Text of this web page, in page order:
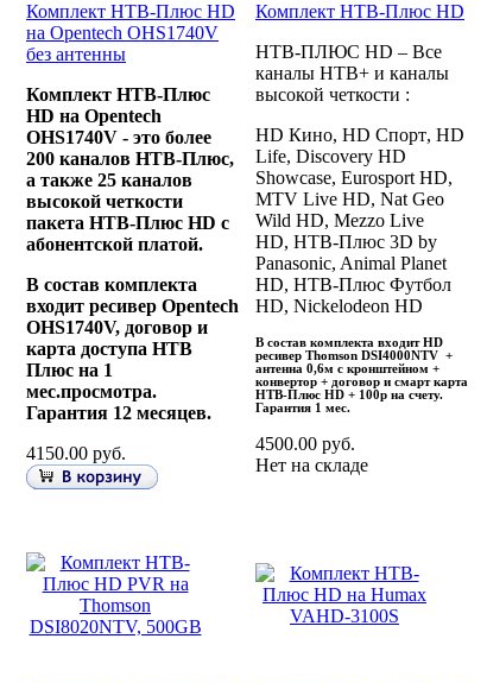
Комплект НТВ-Плюс HD
на Opentech OHS1740V
без антенны
Комплект НТВ-Плюс
HD на Opentech
OHS1740V - это более
200 каналов НТВ-Плюс,
а также 25 каналов
высокой четкости
пакета НТВ-Плюс HD с
абонентской платой.
В состав комплекта
входит ресивер Opentech
OHS1740V, договор и
карта доступа НТВ
Плюс на 1
мес.просмотра.
Гарантия 12 месяцев.
4150.00 руб.
Комплект НТВ-Плюс HD
НТВ-ПЛЮС HD – Все
каналы НТВ+ и каналы
высокой четкости :
HD Кино, HD Спорт, HD
Life, Discovery HD
Showcase, Eurosport HD,
MTV Live HD, Nat Geo
Wild HD, Mezzo Live
HD, НТВ-Плюс 3D by
Panasonic, Animal Planet
HD, НТВ-Плюс Футбол
HD, Nickelodeon HD
В состав комплекта входитHD
ресивер Thomson DSI4000NTV +
антенна 0,6м с кронштейном +
конвертор + договор и смарт карта
НТВ-Плюс HD + 100р на счету.
Гарантия 1 мес.
4500.00 руб.
Нет на складе